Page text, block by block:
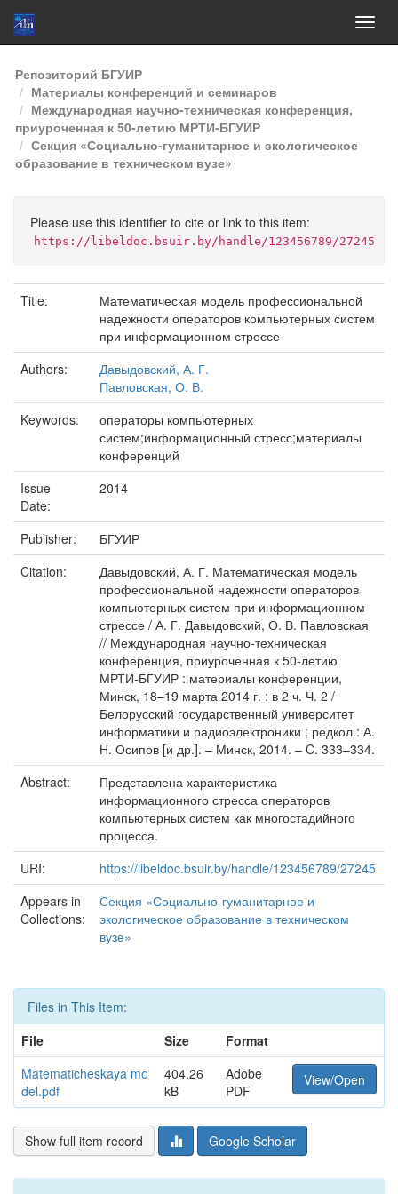
Skip
navigation
Репозиторий БГУИР
Материалы конференций и семинаров
Международная научно-техническая конференция,
приуроченная к 50-летию МРТИ-БГУИР
Секция «Социально-гуманитарное и экологическое
образование в техническом вузе»
Please use this identifier to cite or link to this item:
https://libeldoc.bsuir.by/handle/123456789/27245
Title:
Математическая модель профессиональной
надежности операторов компьютерных систем
при информационном стрессе
Authors:
Давыдовский, А. Г.
Павловская, О. В.
Keywords:
операторы компьютерных
систем;информационный стресс;материалы
конференций
Issue
Date:
2014
Publisher:
БГУИР
Citation:
Давыдовский, А. Г. Математическая модель
профессиональной надежности операторов
компьютерных систем при информационном
стрессе / А. Г. Давыдовский, О. В. Павловская
// Международная научно-техническая
конференция, приуроченная к 50-летию
МРТИ-БГУИР : материалы конференции,
Минск, 18–19 марта 2014 г. : в 2 ч. Ч. 2 /
Белорусский государственный университет
информатики и радиоэлектроники ; редкол.: А.
Н. Осипов [и др.]. – Минск, 2014. – C. 333–334.
Abstract:
Представлена характеристика
информационного стресса операторов
компьютерных систем как многостадийного
процесса.
URI:
https://libeldoc.bsuir.by/handle/123456789/27245
Appears in
Collections:
Секция «Социально-гуманитарное и
экологическое образование в техническом
вузе»
Files in This Item:
File
Size
Format
Matematicheskaya mo
del.pdf
404.26
kB
Adobe
PDF
View/Open
Show full item record Google Scholar